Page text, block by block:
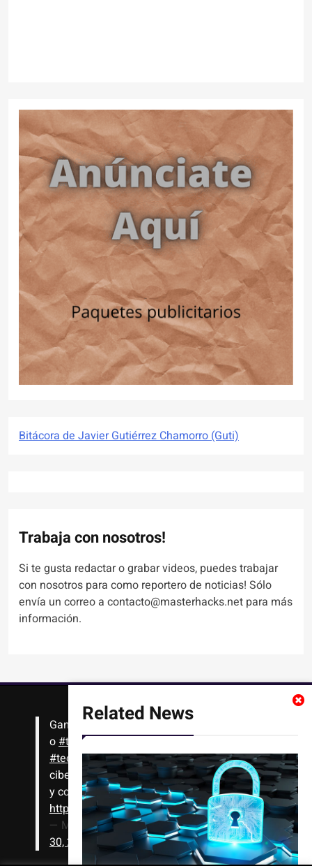
Related News
Bitácora de Javier Gutiérrez Chamorro (Guti)
Trabaja con nosotros!
Si te gusta redactar o grabar videos, puedes trabajar
con nosotros para como reportero de noticias! Sólo
envía un correo a contacto@masterhacks.net para más
información.
Gana #Bitcoinsolo con leer artículos, noticias
o#tutorialesinteresantes de ciencia,
#tecnología,#criptomonedas, seguridad
cibernética y más!! Sólo tienes que registrarte
y comenzar a navegar
https://t.co/1KjkllJEit
— Masterhacks (@Masterhacks_net)August
30, 2020